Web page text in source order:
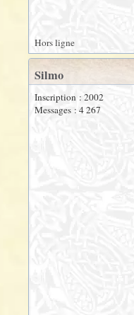
Hors ligne
Silmo
Inscription : 2002
Messages : 4 267